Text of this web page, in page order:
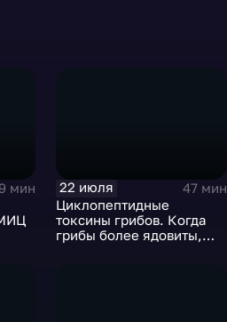
мин
22 июля
47 мин
Циклопептидные
токсины грибов. Когда
грибы более ядовиты,